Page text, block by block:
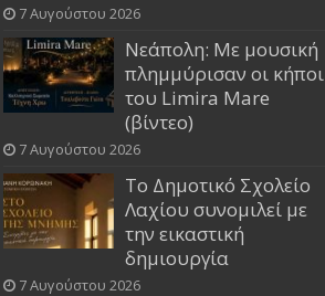
7 Αυγούστου 2026
Νεάπολη: Με μουσική
πλημμύρισαν οι κήποι
του Limira Mare
(βίντεο)
7 Αυγούστου 2026
Το Δημοτικό Σχολείο
Λαχίου συνομιλεί με
την εικαστική
δημιουργία
7 Αυγούστου 2026